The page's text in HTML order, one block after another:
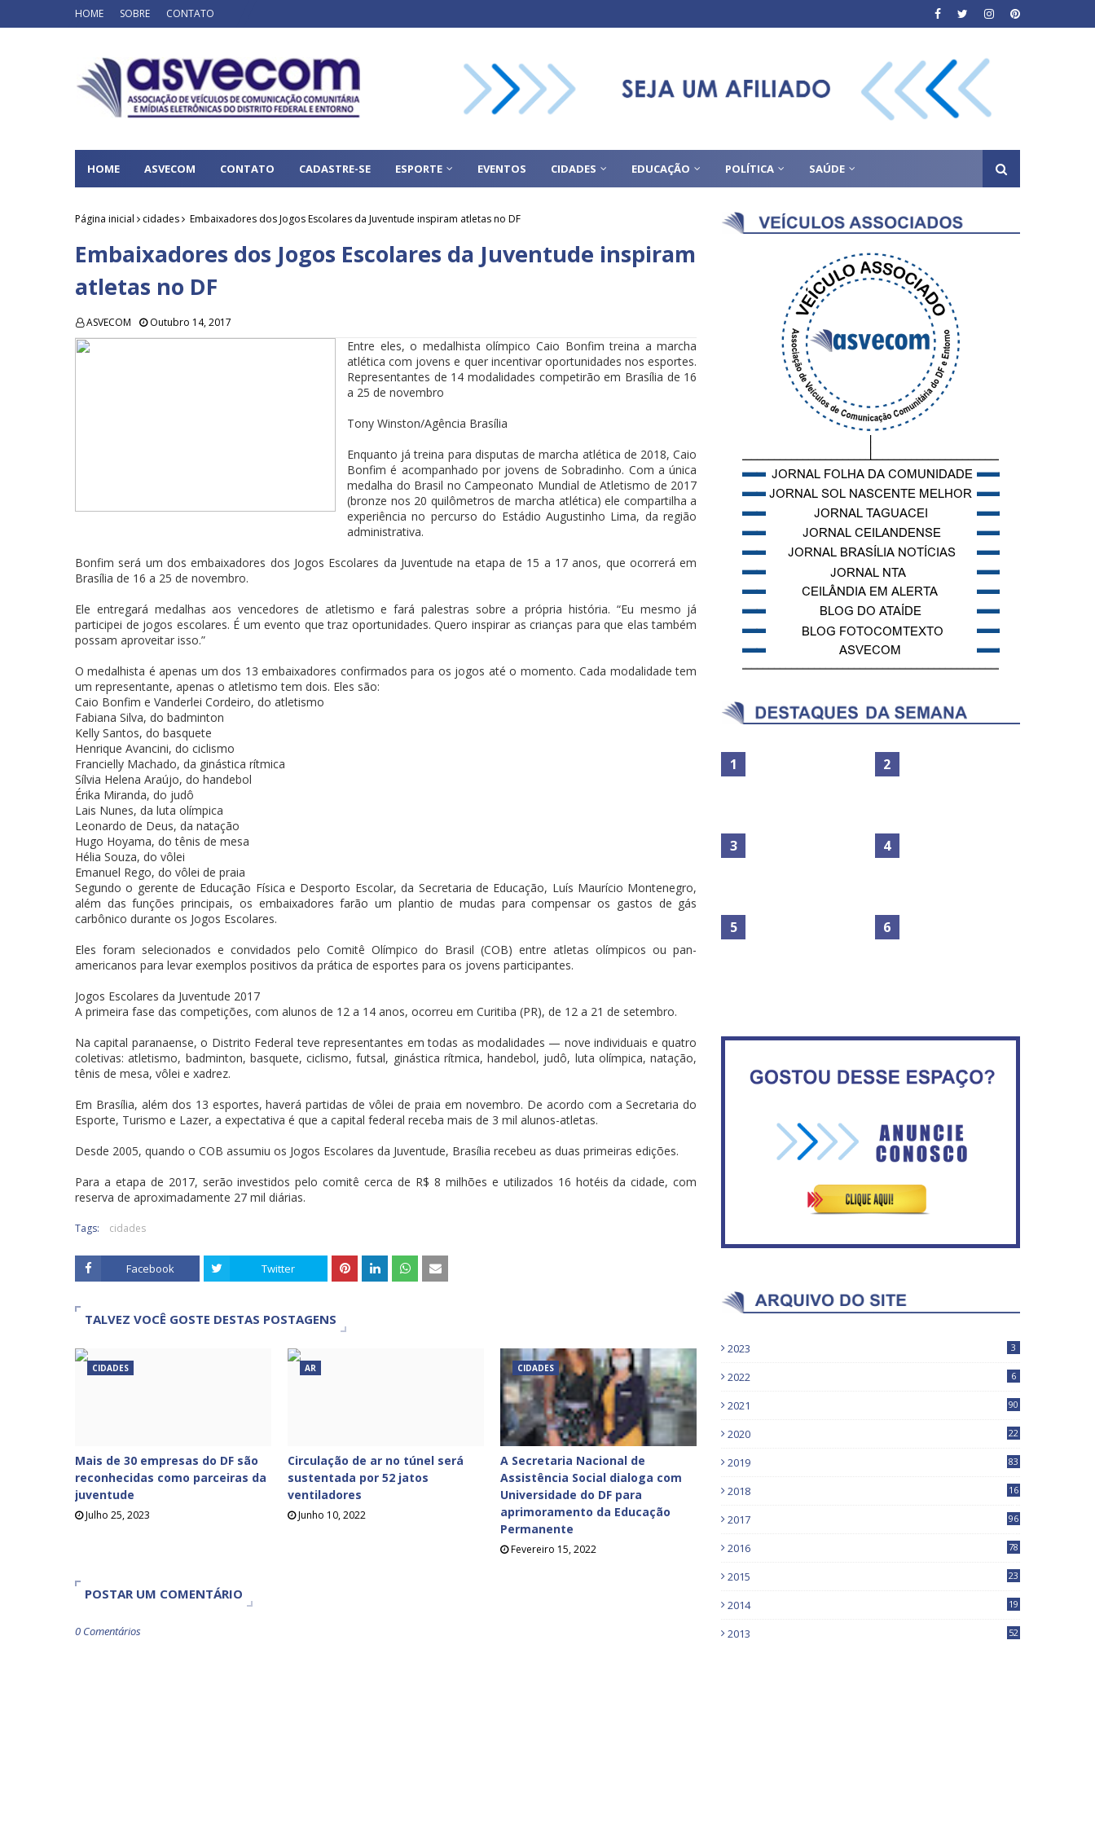
HOME SOBRE CONTATO
HOME ASVECOM CONTATO CADASTRE-SE ESPORTE EVENTOS CIDADES EDUCAÇÃO POLÍTICA SAÚDE
Página inicial cidades Embaixadores dos Jogos Escolares da Juventude inspiram atletas no DF
Embaixadores dos Jogos Escolares da Juventude inspiram
atletas no DF
ASVECOM Outubro 14, 2017
Entre eles, o medalhista olímpico Caio Bonfim treina a marcha
atlética com jovens e quer incentivar oportunidades nos esportes.
Representantes de 14 modalidades competirão em Brasília de 16
a 25 de novembro
Tony Winston/Agência Brasília
Enquanto já treina para disputas de marcha atlética de 2018, Caio
Bonfim é acompanhado por jovens de Sobradinho. Com a única
medalha do Brasil no Campeonato Mundial de Atletismo de 2017
(bronze nos 20 quilômetros de marcha atlética) ele compartilha a
experiência no percurso do Estádio Augustinho Lima, da região
administrativa.
Bonfim será um dos embaixadores dos Jogos Escolares da Juventude na etapa de 15 a 17 anos, que ocorrerá em
Brasília de 16 a 25 de novembro.
Ele entregará medalhas aos vencedores de atletismo e fará palestras sobre a própria história. “Eu mesmo já
participei de jogos escolares. É um evento que traz oportunidades. Quero inspirar as crianças para que elas também
possam aproveitar isso.”
O medalhista é apenas um dos 13 embaixadores confirmados para os jogos até o momento. Cada modalidade tem
um representante, apenas o atletismo tem dois. Eles são:
Caio Bonfim e Vanderlei Cordeiro, do atletismo
Fabiana Silva, do badminton
Kelly Santos, do basquete
Henrique Avancini, do ciclismo
Francielly Machado, da ginástica rítmica
Sílvia Helena Araújo, do handebol
Érika Miranda, do judô
Lais Nunes, da luta olímpica
Leonardo de Deus, da natação
Hugo Hoyama, do tênis de mesa
Hélia Souza, do vôlei
Emanuel Rego, do vôlei de praia
Segundo o gerente de Educação Física e Desporto Escolar, da Secretaria de Educação, Luís Maurício Montenegro,
além das funções principais, os embaixadores farão um plantio de mudas para compensar os gastos de gás
carbônico durante os Jogos Escolares.
Eles foram selecionados e convidados pelo Comitê Olímpico do Brasil (COB) entre atletas olímpicos ou pan-
americanos para levar exemplos positivos da prática de esportes para os jovens participantes.
Jogos Escolares da Juventude 2017
A primeira fase das competições, com alunos de 12 a 14 anos, ocorreu em Curitiba (PR), de 12 a 21 de setembro.
Na capital paranaense, o Distrito Federal teve representantes em todas as modalidades — nove individuais e quatro
coletivas: atletismo, badminton, basquete, ciclismo, futsal, ginástica rítmica, handebol, judô, luta olímpica, natação,
tênis de mesa, vôlei e xadrez.
Em Brasília, além dos 13 esportes, haverá partidas de vôlei de praia em novembro. De acordo com a Secretaria do
Esporte, Turismo e Lazer, a expectativa é que a capital federal receba mais de 3 mil alunos-atletas.
Desde 2005, quando o COB assumiu os Jogos Escolares da Juventude, Brasília recebeu as duas primeiras edições.
Para a etapa de 2017, serão investidos pelo comitê cerca de R$ 8 milhões e utilizados 16 hotéis da cidade, com
reserva de aproximadamente 27 mil diárias.
Tags: cidades
Facebook Twitter
TALVEZ VOCÊ GOSTE DESTAS POSTAGENS
CIDADES
Mais de 30 empresas do DF são
reconhecidas como parceiras da
juventude
Julho 25, 2023
AR
Circulação de ar no túnel será
sustentada por 52 jatos
ventiladores
Junho 10, 2022
CIDADES
A Secretaria Nacional de
Assistência Social dialoga com
Universidade do DF para
aprimoramento da Educação
Permanente
Fevereiro 15, 2022
POSTAR UM COMENTÁRIO
0 Comentários
No Brasil do golpe, 61,5 mi
buscar ajuda do governo
será sustentada por 52 jatos
ventiladores
2023 3
2022 6
2021 90
2020
22
2019
83
2018
16
2017
96
2016
78
2015 23
2014 19
2013 52